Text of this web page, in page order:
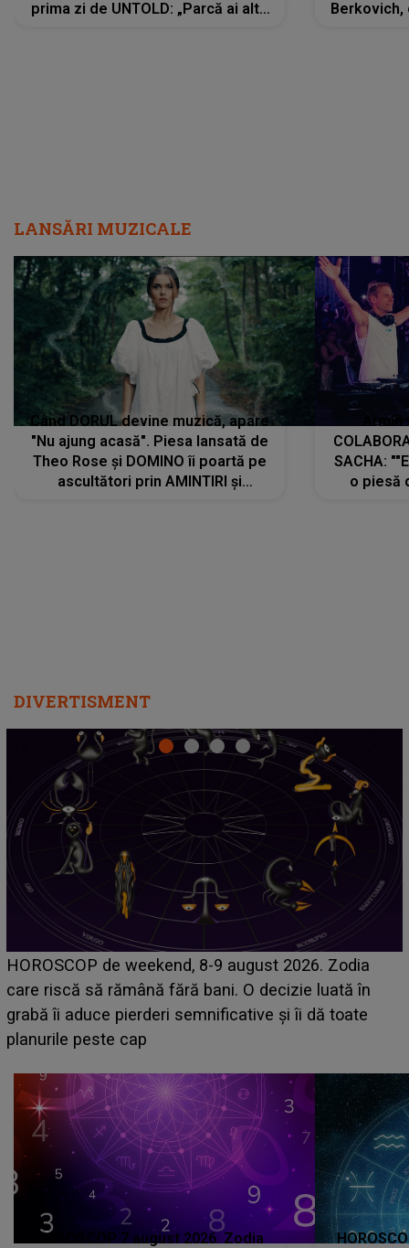
prima zi de UNTOLD: „Parcă ai altă
Berkovich,
LANSĂRI MUZICALE
Când DORUL devine muzică, apare
"Nu ajung acasă". Piesa lansată de
Theo Rose și DOMINO îi poartă pe
ascultători prin AMINTIRI și
SACHA:
o piesă
DIVERTISMENT
Emanuel a ținut ACEST DETALIU ASCUNS până
acum! În fața Alexandrei, concurentul din Casa Iubirii
face o MĂRTURISIRE NEAȘTEPTATĂ despre mama
sa: "I-am spus și ei în față, eu nu te iubesc pentru
HOROSCOP 7 august 2026. Zodia